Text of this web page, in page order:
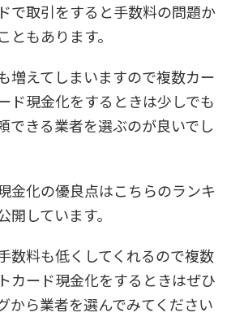
で取引をすると手数料の問題か
ともあります。
増えてしまいますので複数カー
ド現金化をするときは少しでも
できる業者を選ぶのが良いでし
金化の優良点はこちらのランキ
開しています。
数料も低くしてくれるので複数
カード現金化をするときはぜひ
から業者を選んでみてください